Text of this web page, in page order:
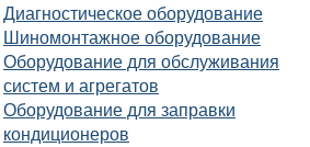
Диагностическое оборудование
Шиномонтажное оборудование
Оборудование для обслуживания
систем и агрегатов
Оборудование для заправки
кондиционеров